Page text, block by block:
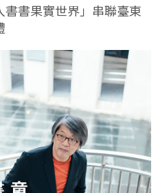
書果實世界」串聯臺東